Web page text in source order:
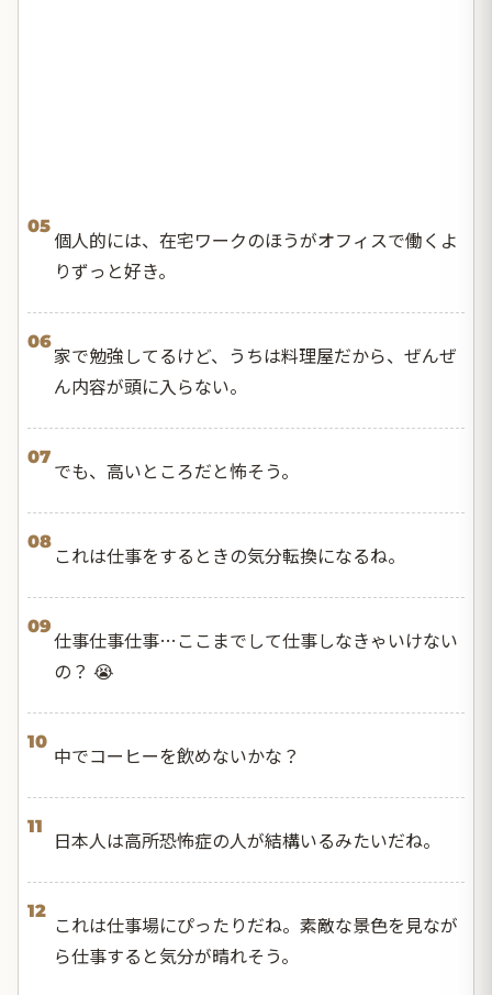
05
個人的には、在宅ワークのほうがオフィスで働くよ
りずっと好き。
06
家で勉強してるけど、うちは料理屋だから、ぜんぜ
ん内容が頭に入らない。
07
でも、高いところだと怖そう。
08
これは仕事をするときの気分転換になるね。
09
仕事仕事仕事…ここまでして仕事しなきゃいけない
の？ 😭
10
中でコーヒーを飲めないかな？
11
日本人は高所恐怖症の人が結構いるみたいだね。
12
これは仕事場にぴったりだね。素敵な景色を見なが
ら仕事すると気分が晴れそう。